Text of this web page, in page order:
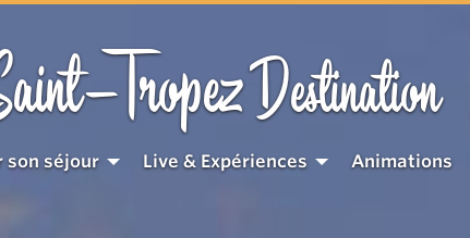
TropezDestination
son séjour Live & Expériences Animations